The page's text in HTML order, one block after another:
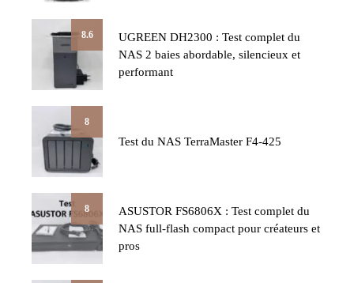
8.6
UGREEN DH2300 : Test complet du
NAS 2 baies abordable, silencieux et
performant
8
Test du NAS TerraMaster F4-425
8
ASUSTOR FS6806X : Test complet du
NAS full-flash compact pour créateurs et
pros